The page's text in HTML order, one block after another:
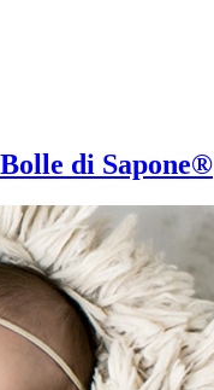
di Sapone®